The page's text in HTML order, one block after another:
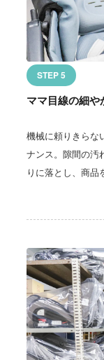
STEP 5
ママ目線の細や
機械に頼りきらな
ナンス。隙間の汚
りに落とし、商品